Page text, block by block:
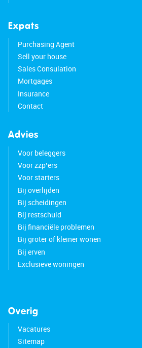
• De Saen shopping center within
• Many amenities nearby
• Friendly neighbors
• Little direct view of neighbors
• Highways easily accessible
• Energy label: A
• Full ownership
Expats
Purchasing Agent
Sell your house
Sales Consulation
Mortgages
Insurance
Contact
Advies
Voor beleggers
Voor zzp’ers
Voor starters
Bij overlijden
Bij scheidingen
Bij restschuld
Bij financiële problemen
Bij groter of kleiner wonen
Bij erven
Exclusieve woningen
Overig
Vacatures
Sitemap